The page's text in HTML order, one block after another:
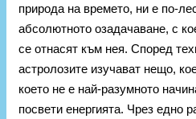
природа на времето, ни е по-
абсолютното озадачаване, с
се отнасят към нея. Според
астролозите изучават нещо,
което не е най-разумното
посвети енергията. Чрез едно